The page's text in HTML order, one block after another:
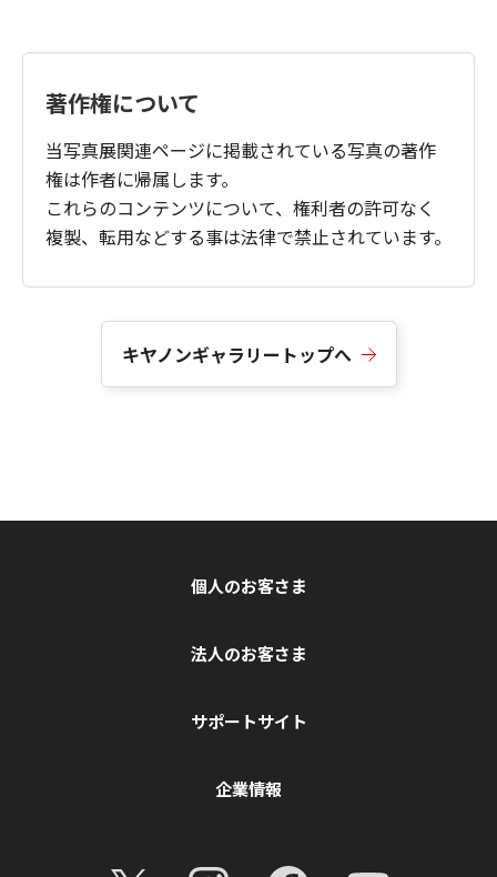
著作権について
当写真展関連ページに掲載されている写真の著作
権は作者に帰属します。
これらのコンテンツについて、権利者の許可なく
複製、転用などする事は法律で禁止されています。
キヤノンギャラリートップへ
個人のお客さま
法人のお客さま
サポートサイト
企業情報